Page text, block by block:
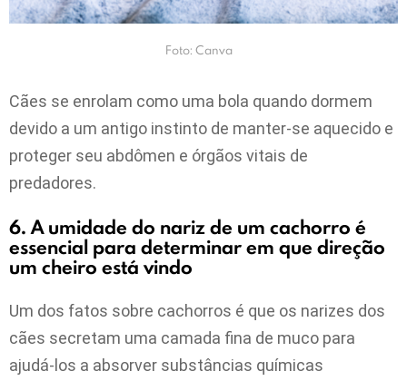
Foto: Canva
Cães se enrolam como uma bola quando dormem
devido a um antigo instinto de manter-se aquecido e
proteger seu abdômen e órgãos vitais de
predadores.
6. A umidade do nariz de um cachorro é
essencial para determinar em que direção
um cheiro está vindo
Um dos fatos sobre cachorros é que os narizes dos
cães secretam uma camada fina de muco para
ajudá-los a absorver substâncias químicas